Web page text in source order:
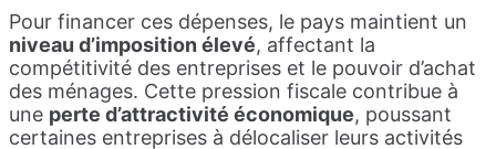
Pour financer ces dépenses, le pays maintient un
niveau d’imposition élevé, affectant la
compétitivité des entreprises et le pouvoir d’achat
des ménages. Cette pression fiscale contribue à
une perte d’attractivité économique, poussant
certaines entreprises à délocaliser leurs activités